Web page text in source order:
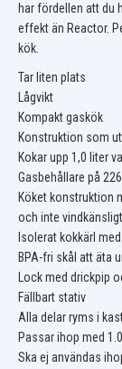
har fördellen att du
effekt än Reactor.
kök.
Tar liten plats
Lågvikt
Kompakt gaskök
Konstruktion som
Kokar upp 1,0 liter
Gasbehållare på
Köket konstruktion
och inte vindkänsligt
Isolerat kokkärl
BPA-fri skål att äta
Lock med drickpip
Fällbart stativ
Alla delar ryms i
Passar ihop med
Ska ej användas